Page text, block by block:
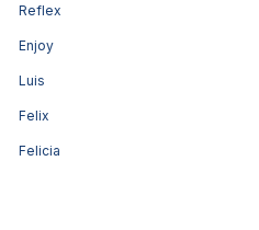
Reflex
Enjoy
Luis
Felix
Felicia